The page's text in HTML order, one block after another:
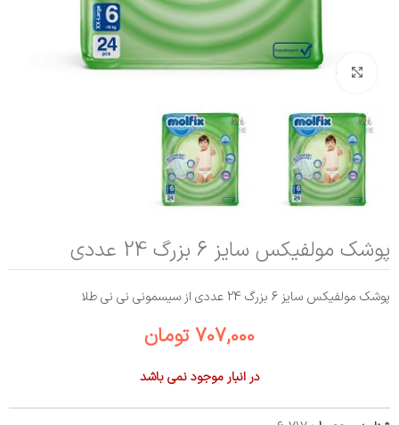
بزرگنمایی تصویر
پوشک مولفیکس سایز 6 بزرگ 24 عددی
پوشک مولفیکس سایز 6 بزرگ 24 عددی از سیسمونی نی نی طلا
707,000 تومان
در انبار موجود نمی باشد